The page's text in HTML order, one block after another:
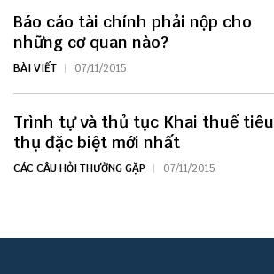
Báo cáo tài chính phải nộp cho
những cơ quan nào?
BÀI VIẾT 07/11/2015
Trình tự và thủ tục Khai thuế tiêu
thụ đặc biệt mới nhất
CÁC CÂU HỎI THƯỜNG GẶP 07/11/2015